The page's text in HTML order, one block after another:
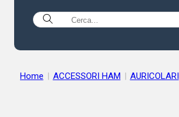
Home | ACCESSORI HAM | AURICOLARI